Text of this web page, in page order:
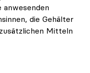
anwesenden
die Gehälter
Mitteln
aus